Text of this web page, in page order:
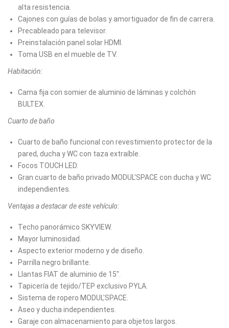
alta resistencia.
Cajones con guías de bolas y amortiguador de fin de carrera.
Precableado para televisor.
Preinstalación panel solar HDMI.
Toma USB en el mueble de TV.
Habitación:
Cama fija con somier de aluminio de láminas y colchón
BULTEX.
Cuarto de baño
Cuarto de baño funcional con revestimiento protector de la
pared, ducha y WC con taza extraíble.
Focos TOUCH LED.
Gran cuarto de baño privado MODUL'SPACE con ducha y WC
independientes.
Ventajas a destacar de este vehículo:
Techo panorámico SKYVIEW.
Mayor luminosidad.
Aspecto exterior moderno y de diseño.
Parrilla negro brillante.
Llantas FIAT de aluminio de 15".
Tapicería de tejido/TEP exclusivo PYLA.
Sistema de ropero MODUL'SPACE.
Aseo y ducha independientes.
Garaje con almacenamiento para objetos largos.